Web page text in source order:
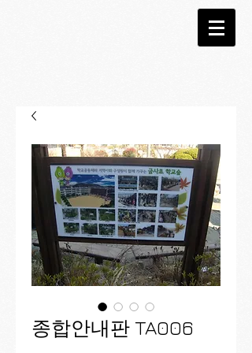
종합안내판 TA006